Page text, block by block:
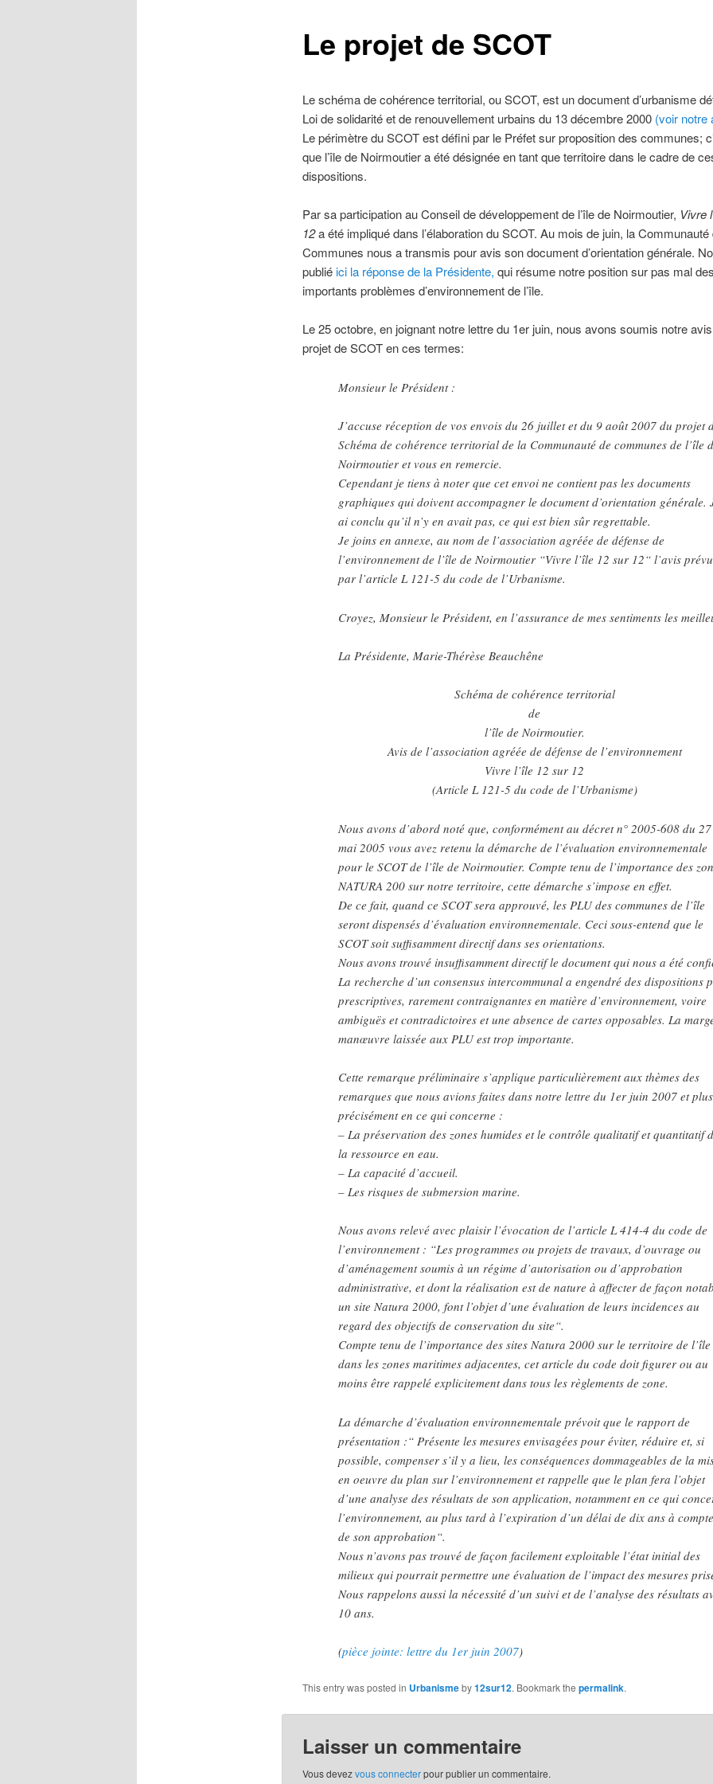
Le projet de SCOT
Le schéma de cohérence territorial, ou SCOT, est un document d’urbanisme
Loi de solidarité et de renouvellement urbains du 13 décembre 2000 (voir notre
Le périmètre du SCOT est défini par le Préfet sur proposition des communes;
que l’île de Noirmoutier a été désignée en tant que territoire dans le cadre de
dispositions.
Par sa participation au Conseil de développement de l’île de Noirmoutier, Vivre
12a été impliqué dans l’élaboration du SCOT. Au mois de juin, la Communauté
Communes nous a transmis pour avis son document d’orientation générale.
publiéici la réponse de la Présidente, qui résume notre position sur pas mal
importants problèmes d’environnement de l’île.
Le 25 octobre, en joignant notre lettre du 1er juin, nous avons soumis notre
projet de SCOT en ces termes:
Monsieur le Président :
J’accuse réception de vos envois du 26 juillet et du 9 août 2007 du projet
Schéma de cohérence territorial de la Communauté de communes de l’île
Noirmoutier et vous en remercie.
Cependant je tiens à noter que cet envoi ne contient pas les documents
graphiques qui doivent accompagner le document d’orientation générale.
ai conclu qu’il n’y en avait pas, ce qui est bien sûr regrettable.
Je joins en annexe, au nom de l’association agréée de défense de
l’environnement de l’île de Noirmoutier “Vivre l’île 12 sur 12“ l’avis prévu
par l’article L 121-5 du code de l’Urbanisme.
Croyez, Monsieur le Président, en l’assurance de mes sentiments les
La Présidente, Marie-Thérèse Beauchêne
Schéma de cohérence territorial
de
l’île de Noirmoutier.
Avis de l’association agréée de défense de l’environnement
Vivre l’île 12 sur 12
(Article L 121-5 du code de l’Urbanisme)
Nous avons d’abord noté que, conformément au décret n° 2005-608 du 27
mai 2005 vous avez retenu la démarche de l’évaluation environnementale
pour le SCOT de l’île de Noirmoutier. Compte tenu de l’importance des
NATURA 200 sur notre territoire, cette démarche s’impose en effet.
De ce fait, quand ce SCOT sera approuvé, les PLU des communes de l’île
seront dispensés d’évaluation environnementale. Ceci sous-entend que le
SCOT soit suffisamment directif dans ses orientations.
Nous avons trouvé insuffisamment directif le document qui nous a été
La recherche d’un consensus intercommunal a engendré des dispositions
prescriptives, rarement contraignantes en matière d’environnement, voire
ambiguës et contradictoires et une absence de cartes opposables. La
manœuvre laissée aux PLU est trop importante.
Cette remarque préliminaire s’applique particulièrement aux thèmes des
remarques que nous avions faites dans notre lettre du 1er juin 2007 et plus
précisément en ce qui concerne :
– La préservation des zones humides et le contrôle qualitatif et quantitatif
la ressource en eau.
– La capacité d’accueil.
– Les risques de submersion marine.
Nous avons relevé avec plaisir l’évocation de l’article L 414-4 du code de
l’environnement : “Les programmes ou projets de travaux, d’ouvrage ou
d’aménagement soumis à un régime d’autorisation ou d’approbation
administrative, et dont la réalisation est de nature à affecter de façon
un site Natura 2000, font l’objet d’une évaluation de leurs incidences au
regard des objectifs de conservation du site“.
Compte tenu de l’importance des sites Natura 2000 sur le territoire de l’île
dans les zones maritimes adjacentes, cet article du code doit figurer ou au
moins être rappelé explicitement dans tous les règlements de zone.
La démarche d’évaluation environnementale prévoit que le rapport de
présentation :“ Présente les mesures envisagées pour éviter, réduire et, si
possible, compenser s’il y a lieu, les conséquences dommageables de la
en oeuvre du plan sur l’environnement et rappelle que le plan fera l’objet
d’une analyse des résultats de son application, notamment en ce qui
l’environnement, au plus tard à l’expiration d’un délai de dix ans à
de son approbation“.
Nous n’avons pas trouvé de façon facilement exploitable l’état initial des
milieux qui pourrait permettre une évaluation de l’impact des mesures
Nous rappelons aussi la nécessité d’un suivi et de l’analyse des résultats
10 ans.
(pièce jointe: lettre du 1er juin 2007)
This entry was posted in Urbanismeby12sur12. Bookmark the permalink.
Laisser un commentaire
Vous devezvous connecterpour publier un commentaire.